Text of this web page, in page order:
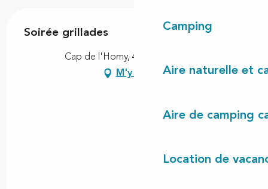
Camping
Aire naturelle et
Aire de camping
Location de
Soirée grillades
Cap de l'Homy, 40170 Lit-et-Mixe
M'y rendre